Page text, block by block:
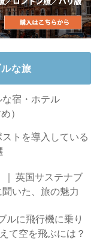
な旅
な宿・ホテル
）
トを導入している
いた、旅の魅力
ルに飛行機に乗り
て空を飛ぶには？